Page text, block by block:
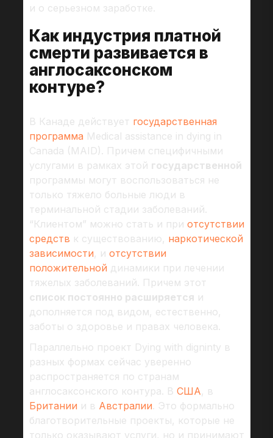
и о серьезном заработке.
Как индустрия платной
смерти развивается в
англосаксонском
контуре?
В Канаде действует государственная
программа Medical assistance in dying in
Canada (MAID). Причем специфичными
услугами в рамках этой государственной
программы могут воспользоваться не
только тяжело больные люди в
терминальной стадии заболеваний.
“Клиентом” можно стать и при отсутствии
средств к существованию, наркотической
зависимости, и отсутствии
положительной динамики при лечении
тяжелых заболеваний. Причем этот
список постоянно расширяется и
дополняется под видом, естественно,
заботы о здоровье и правах человека.
Параллельно проект Dying with digninty в
разных формах сейчас уверенно
распространяется по странам
англосаксонского контура. В США, в
Британии и в Австралии. Это формально
благотворительные проекты, которые не
только оказывают услуги, но и принимают